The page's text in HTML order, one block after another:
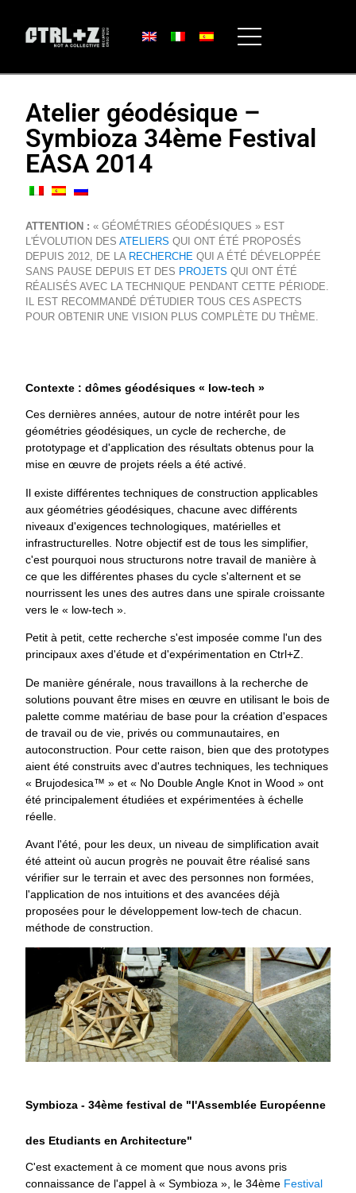
Atelier géodésique –
Symbioza 34ème Festival
EASA 2014
ATTENTION : « GÉOMÉTRIES GÉODÉSIQUES » EST
L'ÉVOLUTION DES ATELIERS QUI ONT ÉTÉ PROPOSÉS
DEPUIS 2012, DE LA RECHERCHE QUI A ÉTÉ DÉVELOPPÉE
SANS PAUSE DEPUIS ET DES PROJETS QUI ONT ÉTÉ
RÉALISÉS AVEC LA TECHNIQUE PENDANT CETTE PÉRIODE.
IL EST RECOMMANDÉ D'ÉTUDIER TOUS CES ASPECTS
POUR OBTENIR UNE VISION PLUS COMPLÈTE DU THÈME.
Contexte : dômes géodésiques « low-tech »
Ces dernières années, autour de notre intérêt pour les
géométries géodésiques, un cycle de recherche, de
prototypage et d'application des résultats obtenus pour la
mise en œuvre de projets réels a été activé.
Il existe différentes techniques de construction applicables
aux géométries géodésiques, chacune avec différents
niveaux d'exigences technologiques, matérielles et
infrastructurelles. Notre objectif est de tous les simplifier,
c'est pourquoi nous structurons notre travail de manière à
ce que les différentes phases du cycle s'alternent et se
nourrissent les unes des autres dans une spirale croissante
vers le « low-tech ».
Petit à petit, cette recherche s'est imposée comme l'un des
principaux axes d'étude et d'expérimentation en Ctrl+Z.
De manière générale, nous travaillons à la recherche de
solutions pouvant être mises en œuvre en utilisant le bois de
palette comme matériau de base pour la création d'espaces
de travail ou de vie, privés ou communautaires, en
autoconstruction. Pour cette raison, bien que des prototypes
aient été construits avec d'autres techniques, les techniques
« Brujodesica™ » et « No Double Angle Knot in Wood » ont
été principalement étudiées et expérimentées à échelle
réelle.
Avant l'été, pour les deux, un niveau de simplification avait
été atteint où aucun progrès ne pouvait être réalisé sans
vérifier sur le terrain et avec des personnes non formées,
l'application de nos intuitions et des avancées déjà
proposées pour le développement low-tech de chacun.
méthode de construction.
Symbioza - 34ème festival de "l'Assemblée Européenne
des Etudiants en Architecture"
C'est exactement à ce moment que nous avons pris
connaissance de l'appel à « Symbioza », le 34ème Festival